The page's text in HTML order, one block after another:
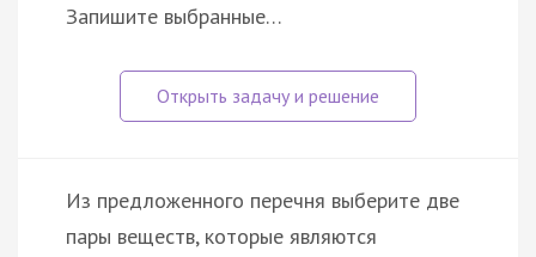
Запишите выбранные…
Из предложенного перечня выберите две
пары веществ, которые являются